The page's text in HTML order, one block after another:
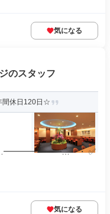
気になる
のスタッフ
間休日120日☆
‥…━━━━━━━…‥・ ✅
気になる